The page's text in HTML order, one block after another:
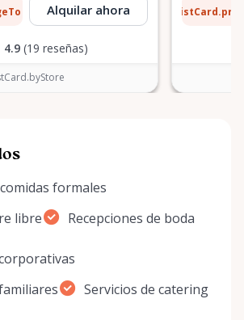
por díaAlquilar ahora
4.9 (19 reseñas)
formales
libre
Recepciones de boda
Servicios de catering